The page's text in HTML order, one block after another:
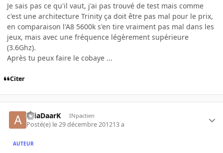
Je sais pas ce qu'il vaut, j'ai pas trouvé de test mais comme
c'est une architecture Trinity ça doit être pas mal pour le prix,
en comparaison l'A8 5600k s'en tire vraiment pas mal dans les
jeux, mais avec une fréquence légèrement supérieure
(3.6Ghz).
Après tu peux faire le cobaye ...
Citer
AriaDaarK INpactien
Posté(e) le 29 décembre 201213 a
AUTEUR